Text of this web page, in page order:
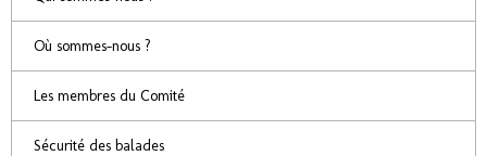
Où sommes-nous ?
Les membres du Comité
Sécurité des balades